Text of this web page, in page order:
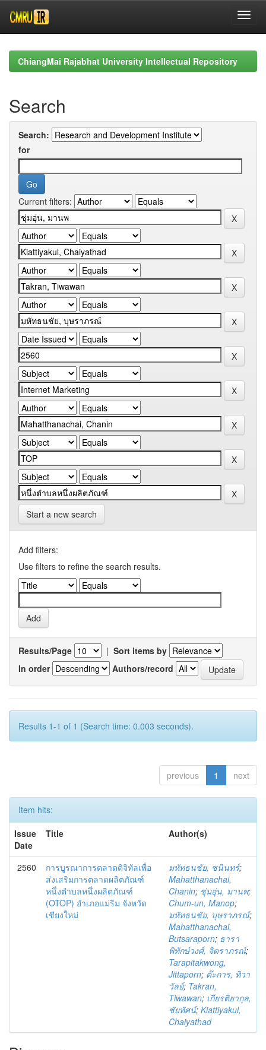
navigationChiangMai Rajabhat University Intellectual Repository
Search
Search:
for
Current filters:
Start a new search
Add filters:
Use filters to refine the search results.
Results/Page | Sort items by
In order
Authors/record
Results 1-1 of 1 (Search time: 0.003 seconds).
previous 1 next
Item hits:
Issue
Date
Title Author(s)
2560
การบูรณาการตลาดดิจิทัลเพื่อ
ส่งเสริมการตลาดผลิตภัณฑ์
หนึ่งตำบลหนึ่งผลิตภัณฑ์
(OTOP) อำเภอแม่ริม จังหวัด
เชียงใหม่
มหัทธนชัย, ชนินทร์;
Mahatthanachai,
Chanin; ชุ่มอุ่น, มานพ;
Chum-un, Manop;
มหัทธนชัย, บุษราภรณ์;
Mahatthanachai,
Butsaraporn; ธารา
พิทักษ์วงศ์, จิตราภรณ์;
Tarapitakwong,
Jittaporn; ต๊ะการ, ทิวา
วัลย์; Takran,
Tiwawan; เกียรติยากุล,
ชัยทัศน์; Kiattiyakul,
Chaiyathad